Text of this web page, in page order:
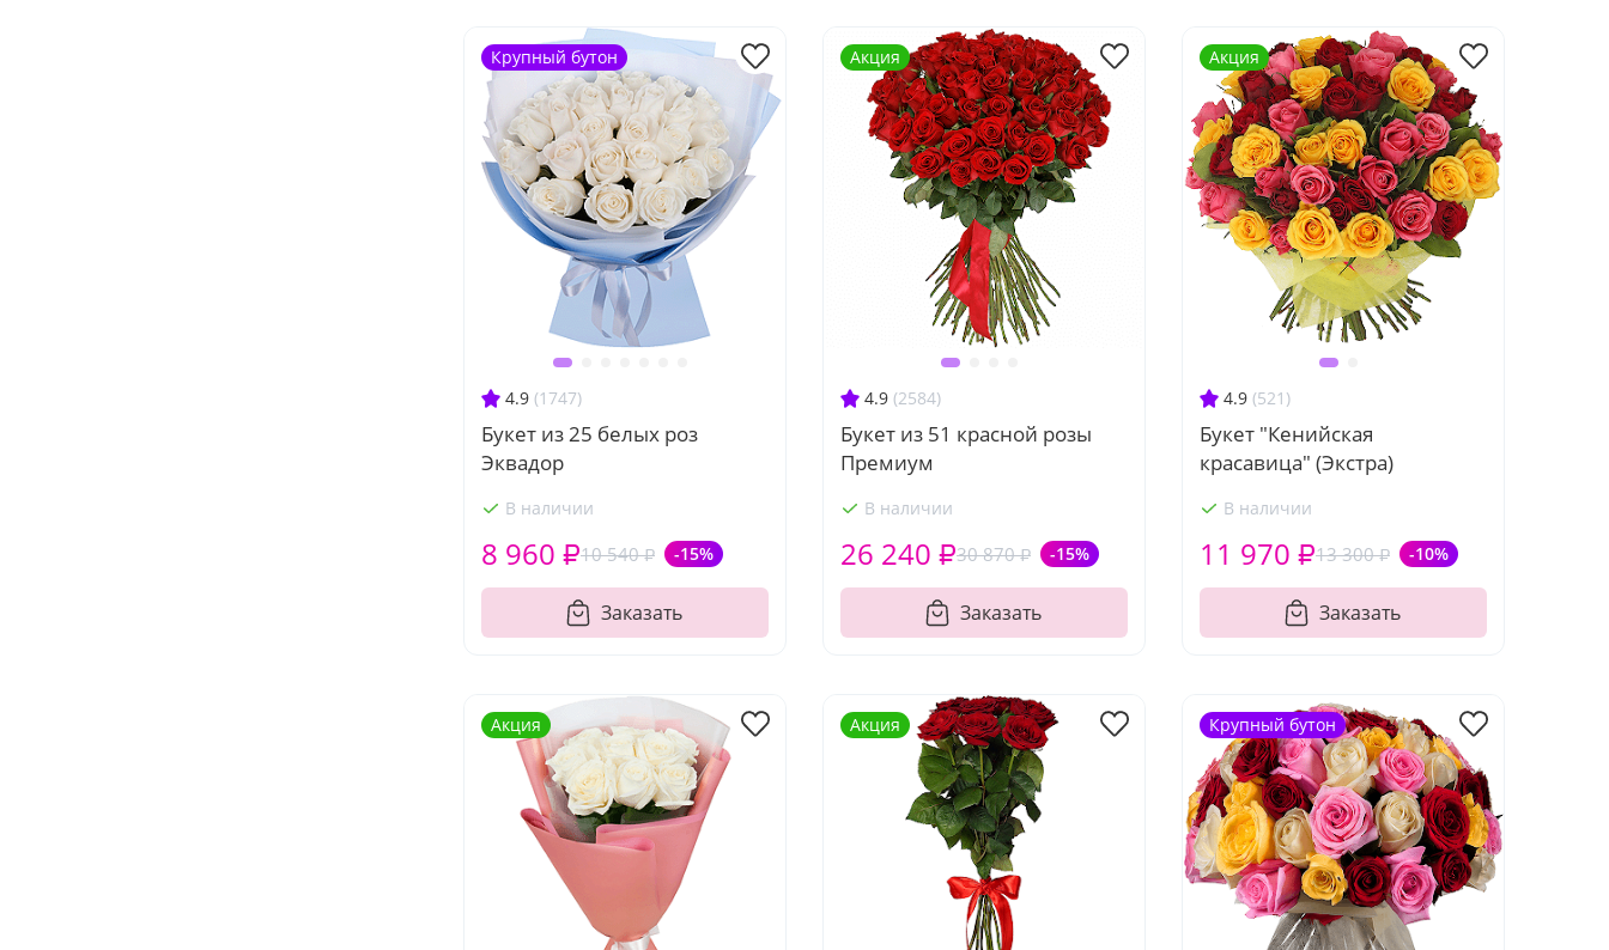
4.9 (1747)
Букет из 25 белых роз
Эквадор
В наличии
10 540 ₽ -15%
8 960 ₽
Заказать
Крупный бутон
4.9 (2584)
Букет из 51 красной розы
Премиум
В наличии
30 870 ₽ -15%
26 240 ₽
Заказать
Акция
4.9 (521)
Букет "Кенийская
красавица" (Экстра)
В наличии
13 300 ₽ -10%
11 970 ₽
Заказать
Акция
Акция Акция Крупный бутон